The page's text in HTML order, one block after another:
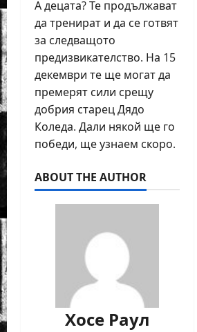
А децата? Те продължават
да тренират и да се готвят
за следващото
предизвикателство. На 15
декември те ще могат да
премерят сили срещу
добрия старец Дядо
Коледа. Дали някой ще го
победи, ще узнаем скоро.
ABOUT THE AUTHOR
Хосе Раул